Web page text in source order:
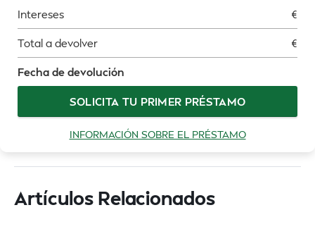
Intereses €
Total a devolver €
Fecha de devolución
SOLICITA TU PRIMER PRÉSTAMO
INFORMACIÓN SOBRE EL PRÉSTAMO
Artículos Relacionados